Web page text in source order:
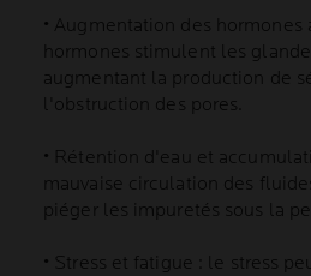
• Augmentation des hormones
hormones stimulent les
augmentant la production de
l'obstruction des pores.
• Rétention d'eau et
mauvaise circulation des
piéger les impuretés sous la
• Stress et fatigue : le stress